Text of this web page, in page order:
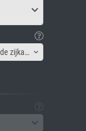
Canvas lijst - Afbeelding gespiegeld aan de zijkant